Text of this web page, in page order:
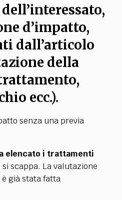
,
d’impatto,
dall’articolo
della
ecc.).
senza una previa
elencato i trattamenti
scappa. La valutazione
già stata fatta